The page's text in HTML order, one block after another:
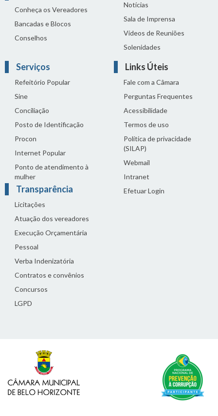
Conheça os Vereadores
Bancadas e Blocos
Conselhos
Notícias
Sala de Imprensa
Vídeos de Reuniões
Solenidades
Serviços
Refeitório Popular
Sine
Conciliação
Posto de Identificação
Procon
Internet Popular
Ponto de atendimento à
mulher
Transparência
Licitações
Atuação dos vereadores
Execução Orçamentária
Pessoal
Verba Indenizatória
Contratos e convênios
Concursos
LGPD
Links Úteis
Fale com a Câmara
Perguntas Frequentes
Acessibilidade
Termos de uso
Política de privacidade
(SILAP)
Webmail
Intranet
Efetuar Login